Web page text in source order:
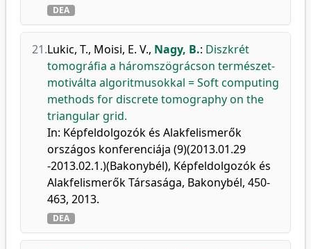
DEA
21.Lukic, T., Moisi, E. V., Nagy, B.: Diszkrét
tomográfia a háromszögrácson természet-
motiválta algoritmusokkal = Soft computing
methods for discrete tomography on the
triangular grid.
In: Képfeldolgozók és Alakfelismerők
országos konferenciája (9)(2013.01.29
-2013.02.1.)(Bakonybél), Képfeldolgozók és
Alakfelismerők Társasága, Bakonybél, 450-
463, 2013.
DEA